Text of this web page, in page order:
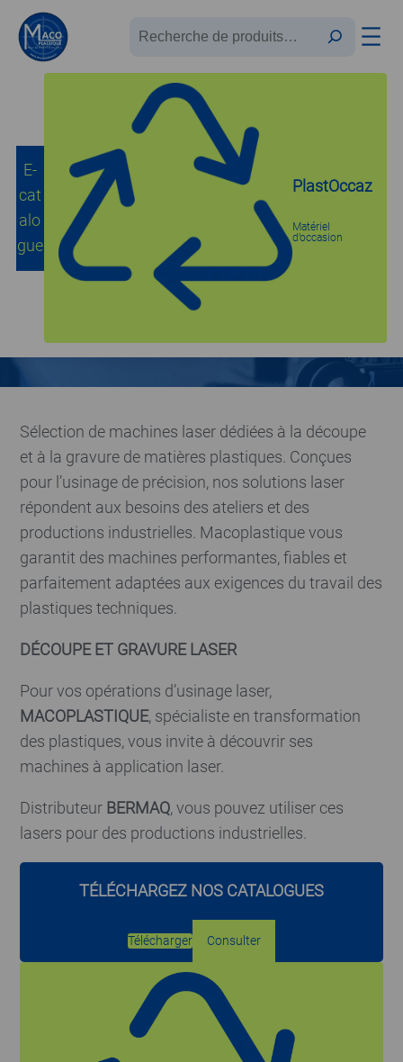
Recherche
E-
cat
alo
gue
PlastOccaz
Matériel
d’occasion
Accueil / Laser
Laser
Sélection de machines laser dédiées à la découpe
et à la gravure de matières plastiques. Conçues
pour l’usinage de précision, nos solutions laser
répondent aux besoins des ateliers et des
productions industrielles. Macoplastique vous
garantit des machines performantes, fiables et
parfaitement adaptées aux exigences du travail des
plastiques techniques.
DÉCOUPE ET GRAVURE LASER
Pour vos opérations d’usinage laser,
MACOPLASTIQUE, spécialiste en transformation
des plastiques, vous invite à découvrir ses
machines à application laser.
Distributeur BERMAQ, vous pouvez utiliser ces
lasers pour des productions industrielles.
TÉLÉCHARGEZ NOS CATALOGUES
Télécharger Consulter